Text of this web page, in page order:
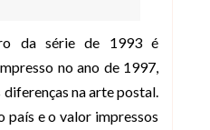
da série de 1993 é
no ano de 1997,
na arte postal.
país e o valor impressos